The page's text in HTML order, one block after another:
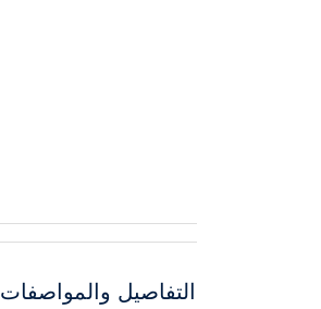
التفاصيل والمواصفات